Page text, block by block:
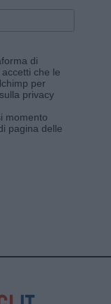
di
che le
per
privacy
momento
pagina delle